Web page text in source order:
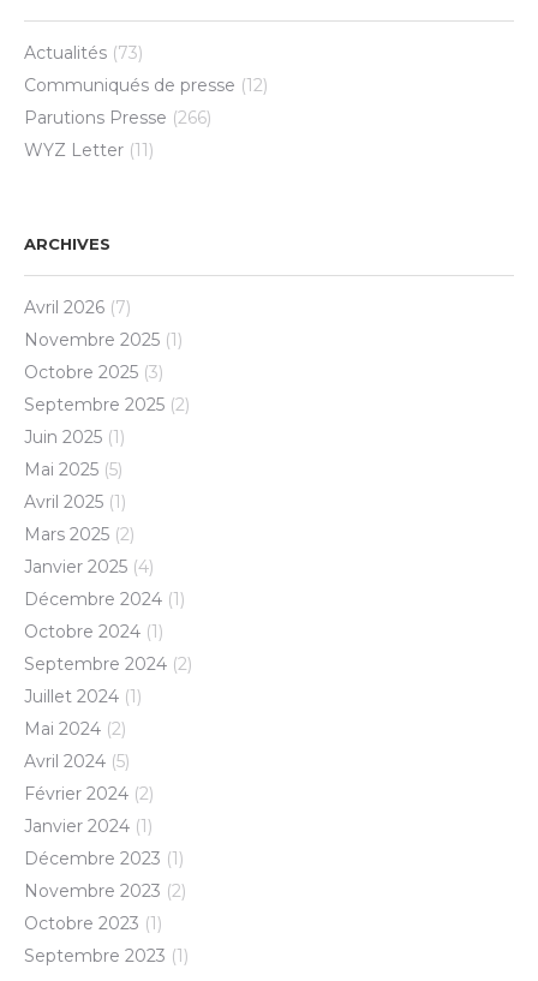
Actualités (73)
Communiqués de presse (12)
Parutions Presse (266)
WYZ Letter (11)
ARCHIVES
Avril 2026 (7)
Novembre 2025 (1)
Octobre 2025 (3)
Septembre 2025 (2)
Juin 2025 (1)
Mai 2025 (5)
Avril 2025 (1)
Mars 2025 (2)
Janvier 2025 (4)
Décembre 2024 (1)
Octobre 2024 (1)
Septembre 2024 (2)
Juillet 2024 (1)
Mai 2024 (2)
Avril 2024 (5)
Février 2024 (2)
Janvier 2024 (1)
Décembre 2023 (1)
Novembre 2023 (2)
Octobre 2023 (1)
Septembre 2023 (1)